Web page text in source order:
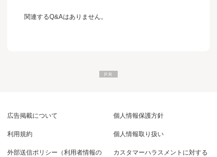
関連するQ&Aはありません。
広告掲載について 個人情報保護方針
利用規約 個人情報取り扱い
外部送信ポリシー（利用者情報の
カスタマーハラスメントに対する